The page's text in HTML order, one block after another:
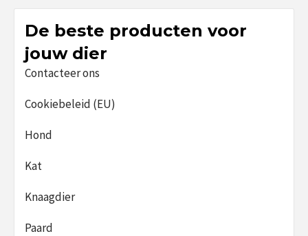
De beste producten voor
jouw dier
Contacteer ons
Cookiebeleid (EU)
Hond
Kat
Knaagdier
Paard